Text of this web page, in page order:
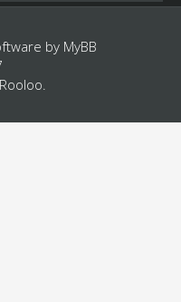
by MyBB
Rooloo.